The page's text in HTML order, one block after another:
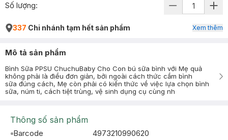
Số lượng:
337 Chi nhánh tạm hết sản phẩm Xem thêm
Mô tả sản phẩm
Bình Sữa PPSU ChuchuBaby Cho Con bú sữa bình với Mẹ quả
không phải là điều đơn giản, bởi ngoài cách thức cầm bình
sữa đúng cách, Mẹ còn phải có kiến thức về việc lựa chọn bình
sữa, núm ti, cách tiệt trùng, vệ sinh dụng cụ cùng nh
Thông số sản phẩm
Barcode
4973210990620